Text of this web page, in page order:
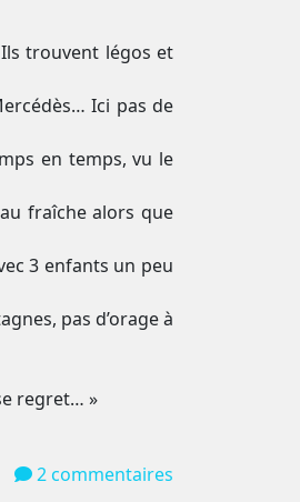
trouvent légos et
Ici pas de
en temps, vu le
fraîche alors que
3 enfants un peu
pas d’orage à
regret… »
2 commentaires